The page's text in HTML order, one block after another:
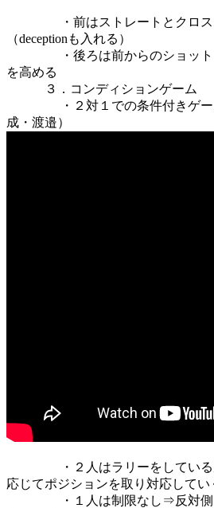
・前はストレートとクロス
（deceptionも入れる）
・後ろは前からのショットに
を高める
３．コンディションゲーム
・２対１での条件付きゲーム
成・渡邉）
・２人はラリーをしている反
応じてポジションを取り対応してい
・１人は制限なし⇒反対側に